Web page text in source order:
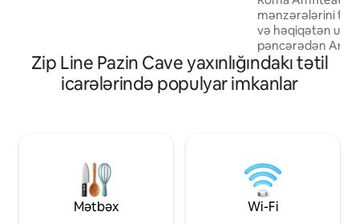
mənzərələrini
və həqiqətən
pəncərədən
demək olar ki,
ev dörd nəsildir
Burada böyümüş
otağı, iki hamam
olunmuş mətbəx,
eyvan. Tutumu:
TV. Bütün yataq
Zip Line Pazin Cave yaxınlığındakı tətil
icarələrində populyar imkanlar
Mətbəx Wi-Fi